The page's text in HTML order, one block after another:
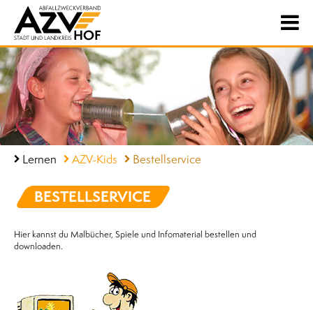
Lernen AZV-Kids Bestellservice
BESTELLSERVICE
Hier kannst du Malbücher, Spiele und Infomaterial bestellen und
downloaden.